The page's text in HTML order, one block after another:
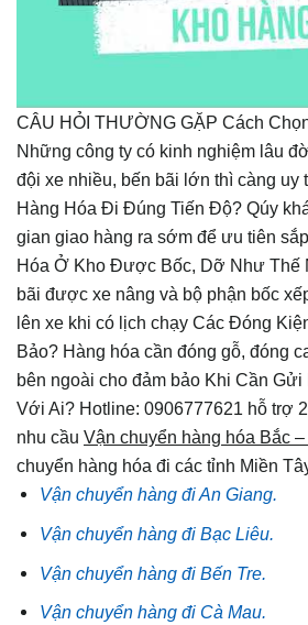
CÂU HỎI THƯỜNG GẶP Cách
Những công ty có kinh nghiệm lâu
đội xe nhiều, bến bãi lớn thì càng uy
Hàng Hóa Đi Đúng Tiến Độ? Qúy
gian giao hàng ra sớm để ưu tiên
Hóa Ở Kho Được Bốc, Dỡ Như Thế
bãi được xe nâng và bộ phận bốc
lên xe khi có lịch chạy Các Đóng
Bảo? Hàng hóa cần đóng gỗ, đóng
bên ngoài cho đảm bảo Khi Cần
Với Ai? Hotline: 0906777621 hỗ trợ
nhu cầu Vận chuyển hàng hóa Bắc
chuyển hàng hóa đi các tỉnh Miền
Vận chuyển hàng đi An Giang.
Vận chuyển hàng đi Bạc Liêu.
Vận chuyển hàng đi Bến Tre.
Vận chuyển hàng đi Cà Mau.